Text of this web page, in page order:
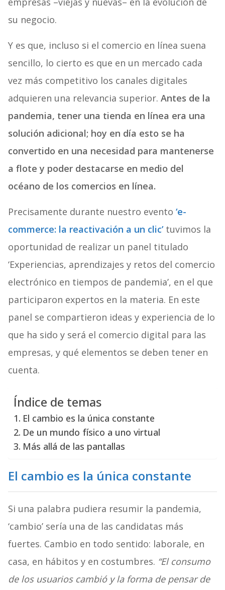
su negocio.
Y es que, incluso si el comercio en línea suena
sencillo, lo cierto es que en un mercado cada
vez más competitivo los canales digitales
adquieren una relevancia superior. Antes de la
pandemia, tener una tienda en línea era una
solución adicional; hoy en día esto se ha
convertido en una necesidad para mantenerse
a flote y poder destacarse en medio del
océano de los comercios en línea.
Precisamente durante nuestro evento ‘e-
commerce: la reactivación a un clic’tuvimos la
oportunidad de realizar un panel titulado
‘Experiencias, aprendizajes y retos del comercio
electrónico en tiempos de pandemia’, en el que
participaron expertos en la materia. En este
panel se compartieron ideas y experiencia de lo
que ha sido y será el comercio digital para las
empresas, y qué elementos se deben tener en
cuenta.
Índice de temas
El cambio es la única constante
De un mundo físico a uno virtual
Más allá de las pantallas
El cambio es la única constante
Si una palabra pudiera resumir la pandemia,
‘cambio’ sería una de las candidatas más
fuertes. Cambio en todo sentido: laborale, en
casa, en hábitos y en costumbres. “El consumo
de los usuarios cambió y la forma de pensar de